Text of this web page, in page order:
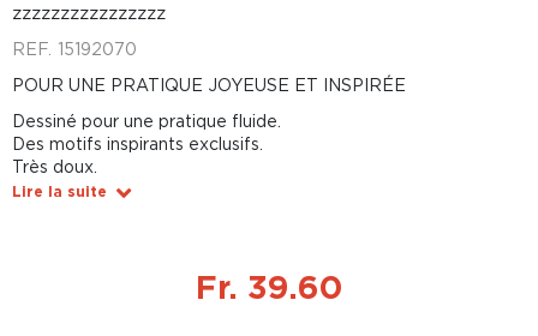
zzzzzzzzzzzzzzzz
REF. 15192070
POUR UNE PRATIQUE JOYEUSE ET INSPIRÉE
Dessiné pour une pratique fluide.
Des motifs inspirants exclusifs.
Très doux.
Lire la suite
Fr. 39.60